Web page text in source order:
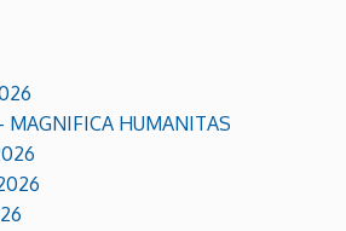
HUMANITAS